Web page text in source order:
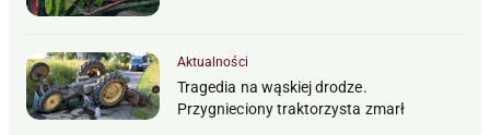
Aktualności
Tragedia na wąskiej drodze.
Przygnieciony traktorzysta zmarł